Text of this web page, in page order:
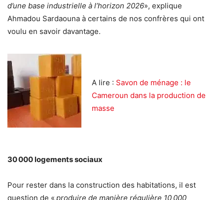
d’une base industrielle à l’horizon 2026», explique
Ahmadou Sardaouna à certains de nos confrères qui ont
voulu en savoir davantage.
A lire : Savon de ménage : le
Cameroun dans la production de
masse
30 000 logements sociaux
Pour rester dans la construction des habitations, il est
question de « produire de manière régulière 10 000